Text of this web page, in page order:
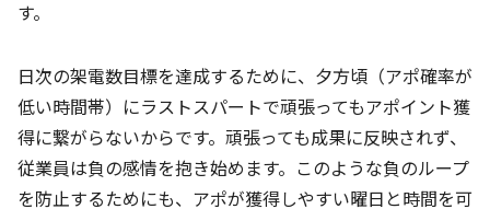
す。
日次の架電数目標を達成するために、夕方頃（アポ確率が
低い時間帯）にラストスパートで頑張ってもアポイント獲
得に繋がらないからです。頑張っても成果に反映されず、
従業員は負の感情を抱き始めます。このような負のループ
を防止するためにも、アポが獲得しやすい曜日と時間を可